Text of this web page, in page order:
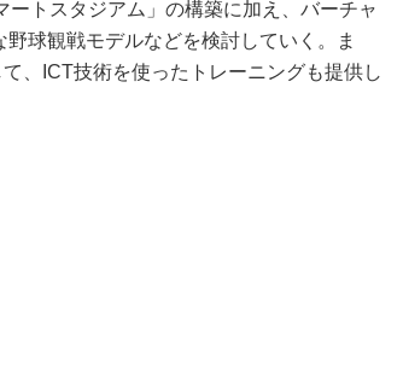
トスタジアム」の構築に加え、バーチャ
球観戦モデルなどを検討していく。ま
、ICT技術を使ったトレーニングも提供し